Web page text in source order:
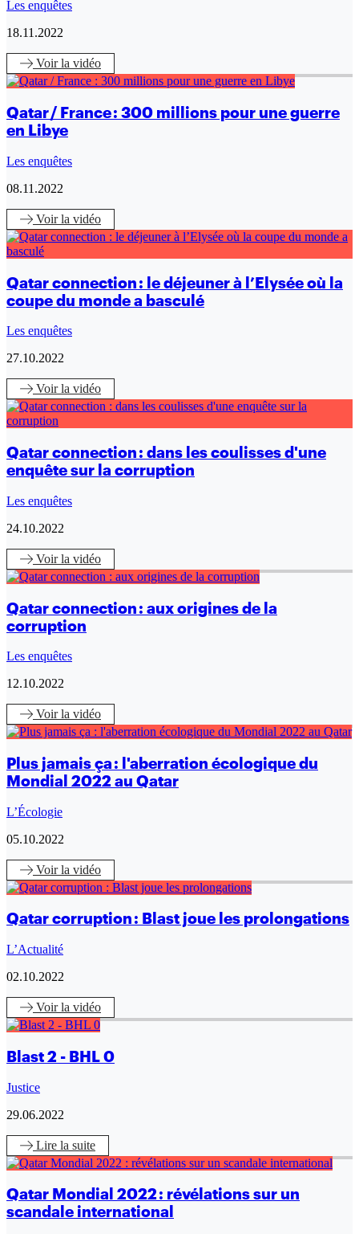
Les enquêtes
18.11.2022
Voirla vidéo
Qatar / France : 300 millions pour une guerre
en Libye
Les enquêtes
08.11.2022
Voirla vidéo
Qatar connection : le déjeuner à l’Elysée où la
coupe du monde a basculé
Les enquêtes
27.10.2022
Voirla vidéo
Qatar connection : dans les coulisses d'une
enquête sur la corruption
Les enquêtes
24.10.2022
Voirla vidéo
Qatar connection : aux origines de la
corruption
Les enquêtes
12.10.2022
Voirla vidéo
Plus jamais ça : l'aberration écologique du
Mondial 2022 au Qatar
L’Écologie
05.10.2022
Voirla vidéo
Qatar corruption : Blast joue les prolongations
L’Actualité
02.10.2022
Voirla vidéo
Blast 2 - BHL 0
Justice
29.06.2022
Lire la suite
Qatar Mondial 2022 : révélations sur un
scandale international